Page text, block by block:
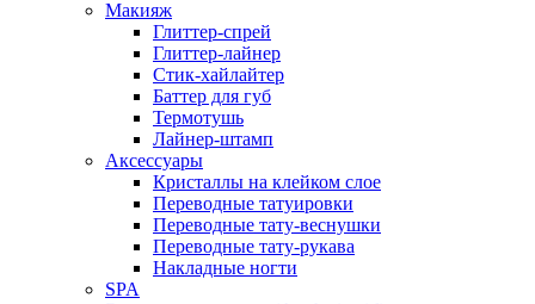
Макияж
Глиттер-спрей
Глиттер-лайнер
Стик-хайлайтер
Баттер для губ
Термотушь
Лайнер-штамп
Аксессуары
Кристаллы на клейком слое
Переводные татуировки
Переводные тату-веснушки
Переводные тату-рукава
Накладные ногти
SPA